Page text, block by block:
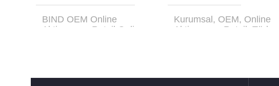
BIND OEM Online
Aktivasyon
Retail Online
Kurumsal, OEM, Online
Aktivasyon
Retail Türkçe